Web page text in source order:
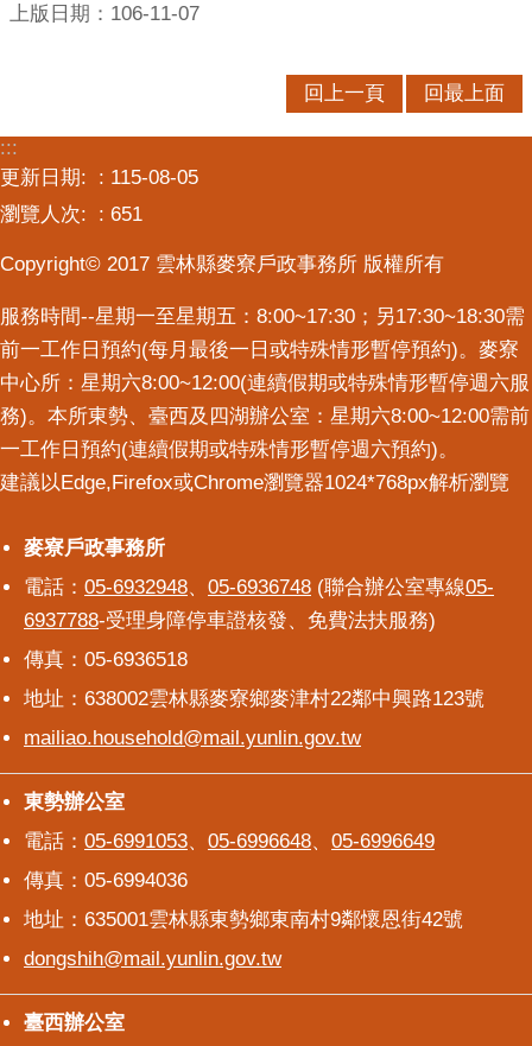
上版日期：106-11-07
回上一頁 回最上面
:::
更新日期:
115-08-05
瀏覽人次:
651
Copyright© 2017 雲林縣麥寮戶政事務所 版權所有
服務時間--星期一至星期五：8:00~17:30；另17:30~18:30需
前一工作日預約(每月最後一日或特殊情形暫停預約)。麥寮
中心所：星期六8:00~12:00(連續假期或特殊情形暫停週六服
務)。本所東勢、臺西及四湖辦公室：星期六8:00~12:00需前
一工作日預約(連續假期或特殊情形暫停週六預約)。
建議以Edge,Firefox或Chrome瀏覽器1024*768px解析瀏覽
麥寮戶政事務所
麥寮戶政事務所
電話： 05-6932948、 05-6936748 (聯合辦公室專線05-
6937788-受理身障停車證核發、免費法扶服務)
傳真：05-6936518
地址：638002雲林縣麥寮鄉麥津村22鄰中興路123號
mailiao.household@mail.yunlin.gov.tw
東勢辦公室
東勢辦公室
電話： 05-6991053、 05-6996648、 05-6996649
傳真：05-6994036
地址：635001雲林縣東勢鄉東南村9鄰懷恩街42號
dongshih@mail.yunlin.gov.tw
臺西辦公室
臺西辦公室